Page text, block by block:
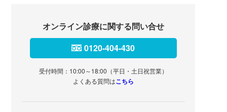
オンライン診療に関する問い合せ
0120-404-430
受付時間：10:00～18:00（平日・土日祝営業）
よくある質問はこちら